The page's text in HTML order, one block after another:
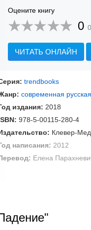
Оцените книгу
0 0
ЧИТАТЬ ОНЛАЙН
trendbooks
современная
издания: 2018
978-5-00115-280-4
Клевер-
написания: 2012
Елена